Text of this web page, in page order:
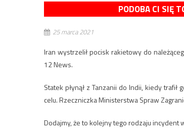
PODOBA CI SIĘ
25 marca 2021
Iran wystrzelił pocisk rakietowy do
12 News.
Statek płynął z Tanzanii do Indii, kiedy
celu. Rzeczniczka Ministerstwa Spraw
Dodajmy, że to kolejny tego rodzaju incydent